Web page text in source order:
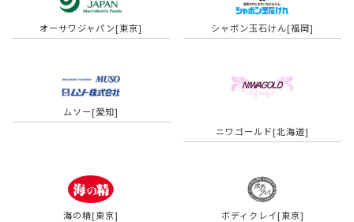
オーサワジャパン[東京] シャボン玉石けん[福岡]
ムソー[愛知]
ニワゴールド[北海道]
海の精[東京] ボディクレイ[東京]